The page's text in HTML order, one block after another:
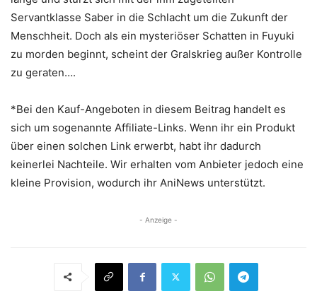
Servantklasse Saber in die Schlacht um die Zukunft der
Menschheit. Doch als ein mysteriöser Schatten in Fuyuki
zu morden beginnt, scheint der Gralskrieg außer Kontrolle
zu geraten….
*Bei den Kauf-Angeboten in diesem Beitrag handelt es
sich um sogenannte Affiliate-Links. Wenn ihr ein Produkt
über einen solchen Link erwerbt, habt ihr dadurch
keinerlei Nachteile. Wir erhalten vom Anbieter jedoch eine
kleine Provision, wodurch ihr AniNews unterstützt.
- Anzeige -